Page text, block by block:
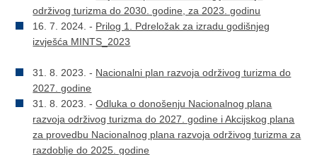
održivog turizma do 2030. godine, za 2023. godinu
16. 7. 2024. - Prilog 1. Pdreložak za izradu godišnjeg
izvješća MINTS_2023
31. 8. 2023. - Nacionalni plan razvoja održivog turizma do
2027. godine
31. 8. 2023. -Odluka o donošenju Nacionalnog plana
razvoja održivog turizma do 2027. godine i Akcijskog plana
za provedbu Nacionalnog plana razvoja održivog turizma za
razdoblje do 2025. godine